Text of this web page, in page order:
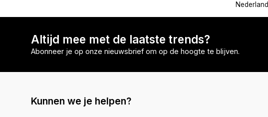
Nederland
Altijd mee met de laatste trends?
Abonneer je op onze nieuwsbrief om op de hoogte te blijven.
Kunnen we je helpen?